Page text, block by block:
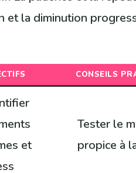
et la diminution
CONSEILS
et
Tester le
propice à